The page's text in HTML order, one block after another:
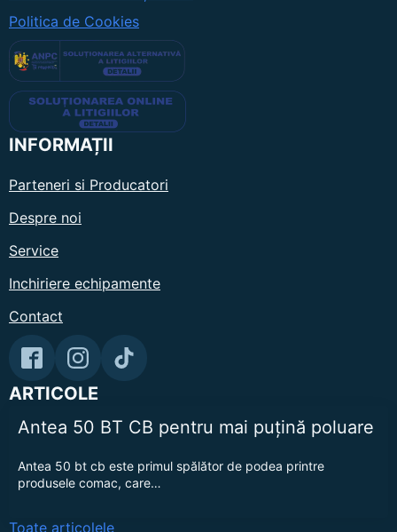
Politica de Cookies
INFORMAȚII
Parteneri si Producatori
Despre noi
Service
Inchiriere echipamente
Contact
ARTICOLE
Antea 50 BT CB pentru mai puțină poluare
Antea 50 bt cb este primul spălător de podea printre
produsele comac, care…
Toate articolele